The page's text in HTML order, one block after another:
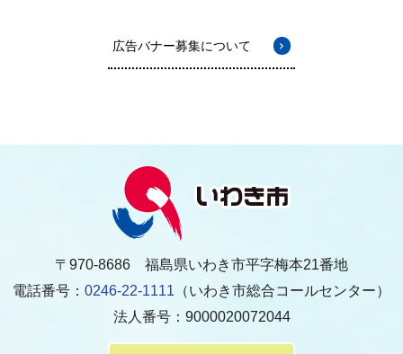
広告バナー募集について
〒970-8686 福島県いわき市平字梅本21番地
電話番号： 0246-22-1111 （いわき市総合コールセンター）
法人番号：9000020072044